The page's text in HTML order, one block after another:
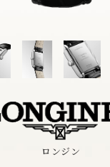
ロンジン